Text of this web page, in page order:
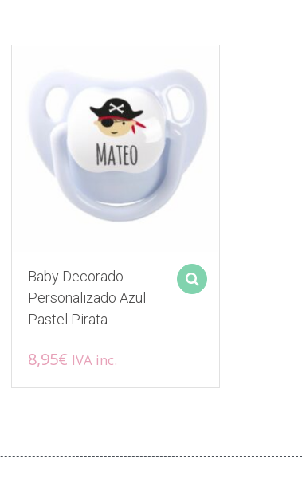
Select options
Baby Decorado
Personalizado Azul
Pastel Pirata
8,95€ IVA inc.